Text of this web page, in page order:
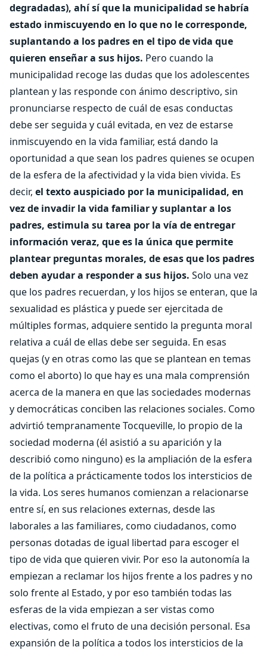
degradadas), ahí sí que la municipalidad se habría
estado inmiscuyendo en lo que no le corresponde,
suplantando a los padres en el tipo de vida que
quieren enseñar a sus hijos. Pero cuando la
municipalidad recoge las dudas que los adolescentes
plantean y las responde con ánimo descriptivo, sin
pronunciarse respecto de cuál de esas conductas
debe ser seguida y cuál evitada, en vez de estarse
inmiscuyendo en la vida familiar, está dando la
oportunidad a que sean los padres quienes se ocupen
de la esfera de la afectividad y la vida bien vivida. Es
decir, el texto auspiciado por la municipalidad, en
vez de invadir la vida familiar y suplantar a los
padres, estimula su tarea por la vía de entregar
información veraz, que es la única que permite
plantear preguntas morales, de esas que los padres
deben ayudar a responder a sus hijos. Solo una vez
que los padres recuerdan, y los hijos se enteran, que la
sexualidad es plástica y puede ser ejercitada de
múltiples formas, adquiere sentido la pregunta moral
relativa a cuál de ellas debe ser seguida. En esas
quejas (y en otras como las que se plantean en temas
como el aborto) lo que hay es una mala comprensión
acerca de la manera en que las sociedades modernas
y democráticas conciben las relaciones sociales. Como
advirtió tempranamente Tocqueville, lo propio de la
sociedad moderna (él asistió a su aparición y la
describió como ninguno) es la ampliación de la esfera
de la política a prácticamente todos los intersticios de
la vida. Los seres humanos comienzan a relacionarse
entre sí, en sus relaciones externas, desde las
laborales a las familiares, como ciudadanos, como
personas dotadas de igual libertad para escoger el
tipo de vida que quieren vivir. Por eso la autonomía la
empiezan a reclamar los hijos frente a los padres y no
solo frente al Estado, y por eso también todas las
esferas de la vida empiezan a ser vistas como
electivas, como el fruto de una decisión personal. Esa
expansión de la política a todos los intersticios de la